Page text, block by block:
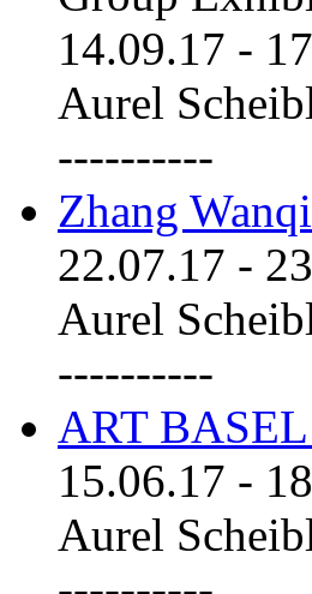
14.09.17 -
Aurel
----------
Zhang
22.07.17 -
Aurel
----------
ART
15.06.17 -
Aurel